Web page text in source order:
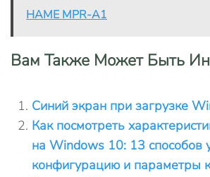
HAME MPR-A1
Вам Также Может Быть
Cиний экран при загрузке
Как посмотреть
на Windows 10: 13 способов
конфигурацию и параметры